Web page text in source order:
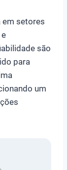
em setores
são
para
um